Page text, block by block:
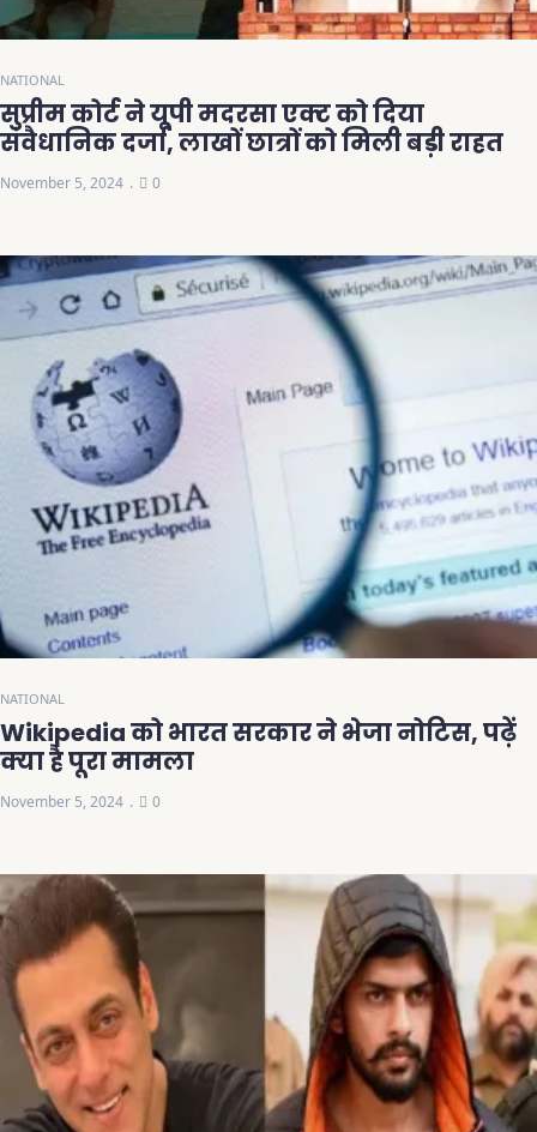
NATIONAL
सुप्रीम कोर्ट ने यूपी मदरसा एक्ट को दिया
संवैधानिक दर्जा, लाखों छात्रों को मिली बड़ी राहत
November 5, 2024 0
NATIONAL
Wikipedia को भारत सरकार ने भेजा नोटिस, पढ़ें
क्या है पूरा मामला
November 5, 2024 0